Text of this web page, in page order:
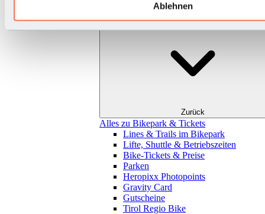
Ablehnen
Zurück
Alles zu Bikepark & Tickets
Lines & Trails im Bikepark
Lifte, Shuttle & Betriebszeiten
Bike-Tickets & Preise
Parken
Heropixx Photopoints
Gravity Card
Gutscheine
Tirol Regio Bike